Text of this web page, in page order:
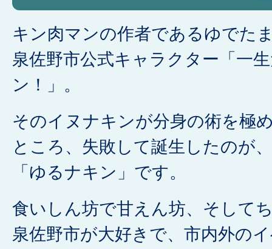
キン肉マンの作者であるゆでた
泉佐野市公式キャラクター「一
ン！」。
そのイヌナキンが分身の術を極
ところ、失敗して誕生したのが
「ゆるナキン」です。
食いしん坊で甘えん坊、そして
泉佐野市が大好きで、市内外の